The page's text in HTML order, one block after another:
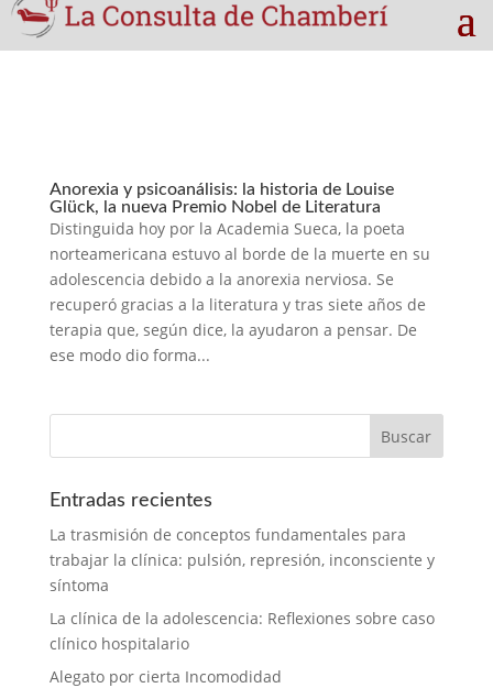
Anorexia y psicoanálisis: la historia de Louise
Glück, la nueva Premio Nobel de Literatura
Distinguida hoy por la Academia Sueca, la poeta
norteamericana estuvo al borde de la muerte en su
adolescencia debido a la anorexia nerviosa. Se
recuperó gracias a la literatura y tras siete años de
terapia que, según dice, la ayudaron a pensar. De
ese modo dio forma...
Entradas recientes
La trasmisión de conceptos fundamentales para
trabajar la clínica: pulsión, represión, inconsciente y
síntoma
La clínica de la adolescencia: Reflexiones sobre caso
clínico hospitalario
Alegato por cierta Incomodidad